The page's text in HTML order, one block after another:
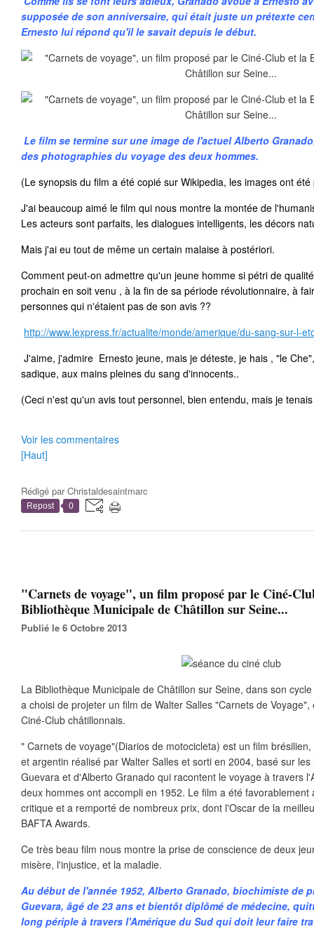
supposée de son anniversaire, qui était juste un prétexte
Ernesto lui répond qu'il le savait depuis le début.
Le film se termine sur une image de l'actuel Alberto
des photographies du voyage des deux hommes.
(Le synopsis du film a été copié sur Wikipedia, les images ont
J'ai beaucoup aimé le film qui nous montre la montée de
Les acteurs sont parfaits, les dialogues intelligents, les décors
Mais j'ai eu tout de même un certain malaise à postériori.
Comment peut-on admettre qu'un jeune homme si pétri de
prochain en soit venu , à la fin de sa période révolutionnaire, à
personnes qui n'étaient pas de son avis ??
http://www.lexpress.fr/actualite/monde/amerique/du-sang-sur-l-
J'aime, j'admire Ernesto jeune, mais je déteste, je hais , "le
sadique, aux mains pleines du sang d'innocents..
(Ceci n'est qu'un avis tout personnel, bien entendu, mais je
Voir les commentaires
[Haut]
Rédigé parChristaldesaintmarc
Repost 0
"Carnets de voyage", un film proposé par le Ciné-
Bibliothèque Municipale de Châtillon sur Seine...
Publié le 6 Octobre 2013
La Bibliothèque Municipale de Châtillon sur Seine, dans son
a choisi de projeter un film de Walter Salles "Carnets de
Ciné-Club châtillonnais.
" Carnets de voyage"(Diarios de motocicleta) est un film
et argentin réalisé par Walter Salles et sorti en 2004, basé sur
Guevara et d'Alberto Granado qui racontent le voyage à travers
deux hommes ont accompli en 1952. Le film a été favorablement
critique et a remporté de nombreux prix, dont l'Oscar de la
BAFTA Awards.
Ce très beau film nous montre la prise de conscience de deux
misère, l'injustice, et la maladie.
Au début de l'année 1952, Alberto Granado, biochimiste de
Guevara, âgé de 23 ans et bientôt diplômé de médecine,
long périple à travers l'Amérique du Sud qui doit leur faire